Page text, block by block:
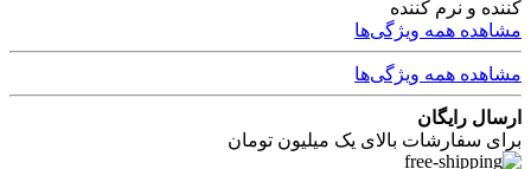
کننده و نرم کننده
مشاهده همه ویژگی‌ها
مشاهده همه ویژگی‌ها
ارسال رایگان
برای سفارشات بالای یک میلیون تومان